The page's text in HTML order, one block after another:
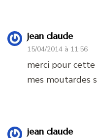
jean claude
15/04/2014 à 11:56
merci pour
mes moutardes
jean claude